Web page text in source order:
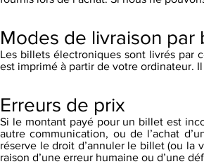
Modes de livraison
Les billets électroniques sont livrés par
est imprimé à partir de votre ordinateur.
Erreurs de prix
Si le montant payé pour un billet est
autre communication, ou de l’achat
réserve le droit d’annuler le billet (ou la
raison d’une erreur humaine ou d’une